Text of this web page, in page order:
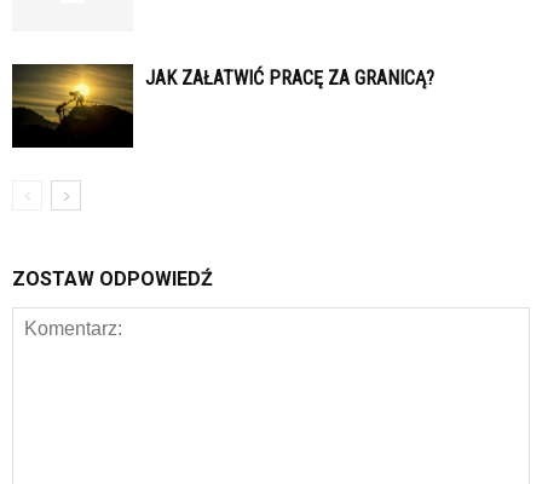
JAK ZAŁATWIĆ PRACĘ ZA GRANICĄ?
ZOSTAW ODPOWIEDŹ